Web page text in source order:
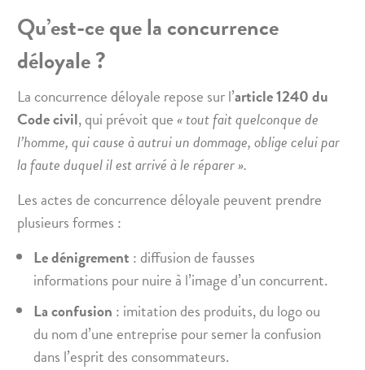
Qu’est-ce que la concurrence
déloyale ?
La concurrence déloyale repose sur l’article 1240 du
Code civil, qui prévoit que« tout fait quelconque de
l’homme, qui cause à autrui un dommage, oblige celui par
la faute duquel il est arrivé à le réparer ».
Les actes de concurrence déloyale peuvent prendre
plusieurs formes :
Le dénigrement : diffusion de fausses
informations pour nuire à l’image d’un concurrent.
La confusion : imitation des produits, du logo ou
du nom d’une entreprise pour semer la confusion
dans l’esprit des consommateurs.